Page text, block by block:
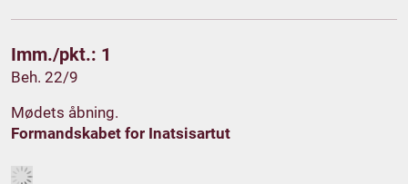
Imm./pkt.: 1
Beh. 22/9
Mødets åbning.
Formandskabet for Inatsisartut